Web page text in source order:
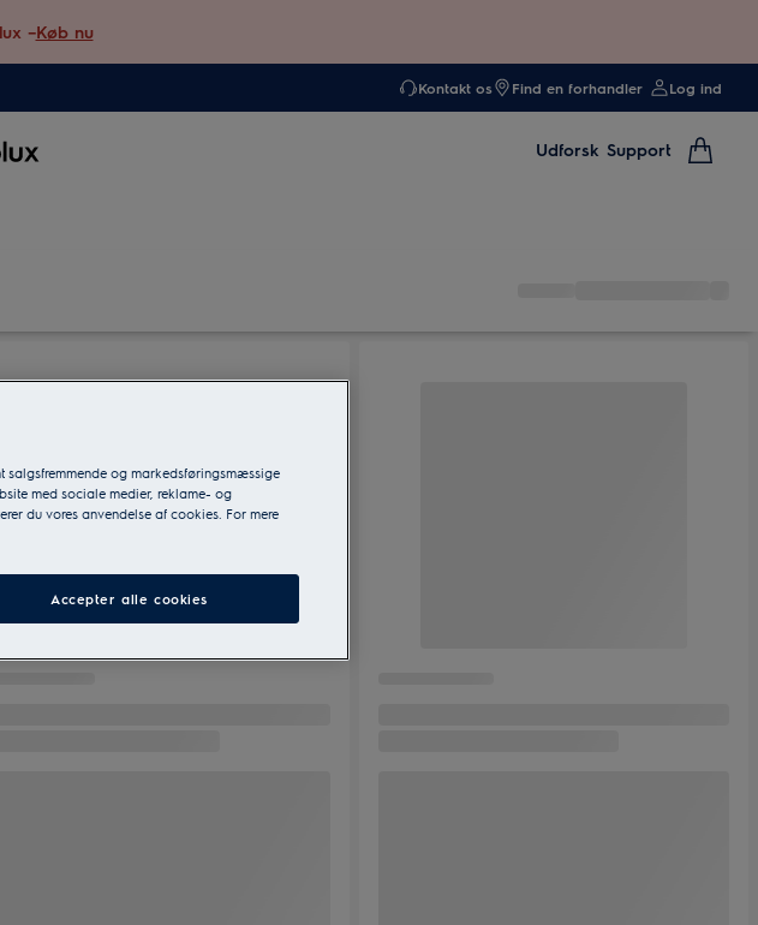
–Køb nu
Kontakt os Find en forhandler Log ind
Udforsk Support
og markedsføringsmæssige
med sociale medier, reklame- og
du vores anvendelse af cookies. For mere
Accepter alle cookies